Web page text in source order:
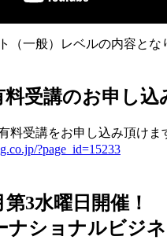
（一般）レベルの内容と
受講のお申し込
料受講をお申し込み頂け
?page_id=15233
3水曜日開催！
ナショナルビジ